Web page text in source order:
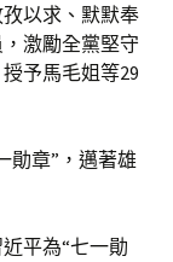
以求、默默奉
激勵全黨堅守
予馬毛姐等29
章”，邁著雄
平為“七一勛